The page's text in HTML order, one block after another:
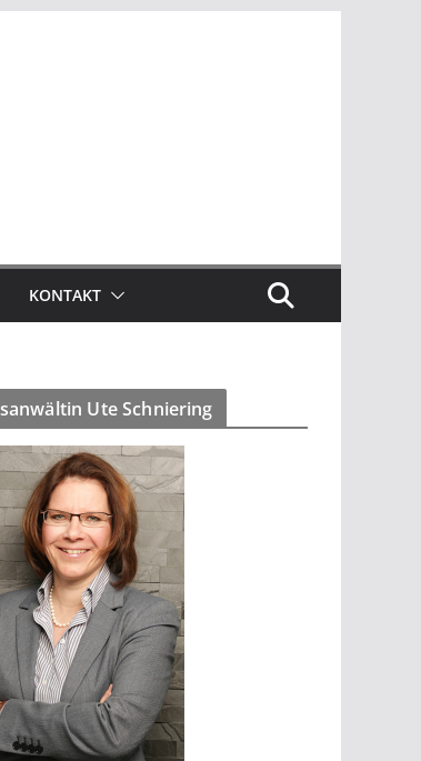
KONTAKT
Ute Schniering